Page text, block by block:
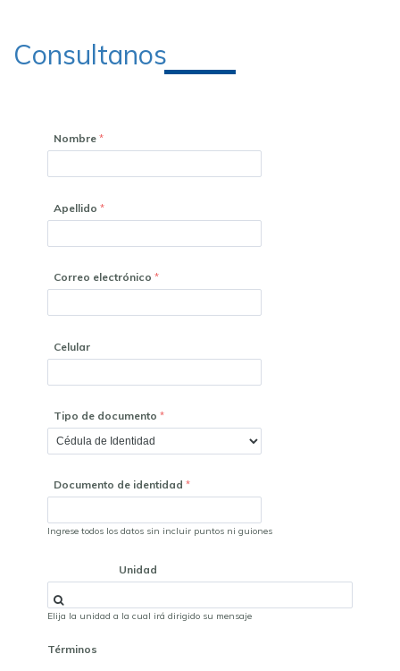
Consultanos
Nombre
Apellido
Correo electrónico
Celular
Tipo de documento
Documento de identidad
Ingrese todos los datos sin incluir puntos ni guiones
Unidad
Elija la unidad a la cual irá dirigido su mensaje
Términos